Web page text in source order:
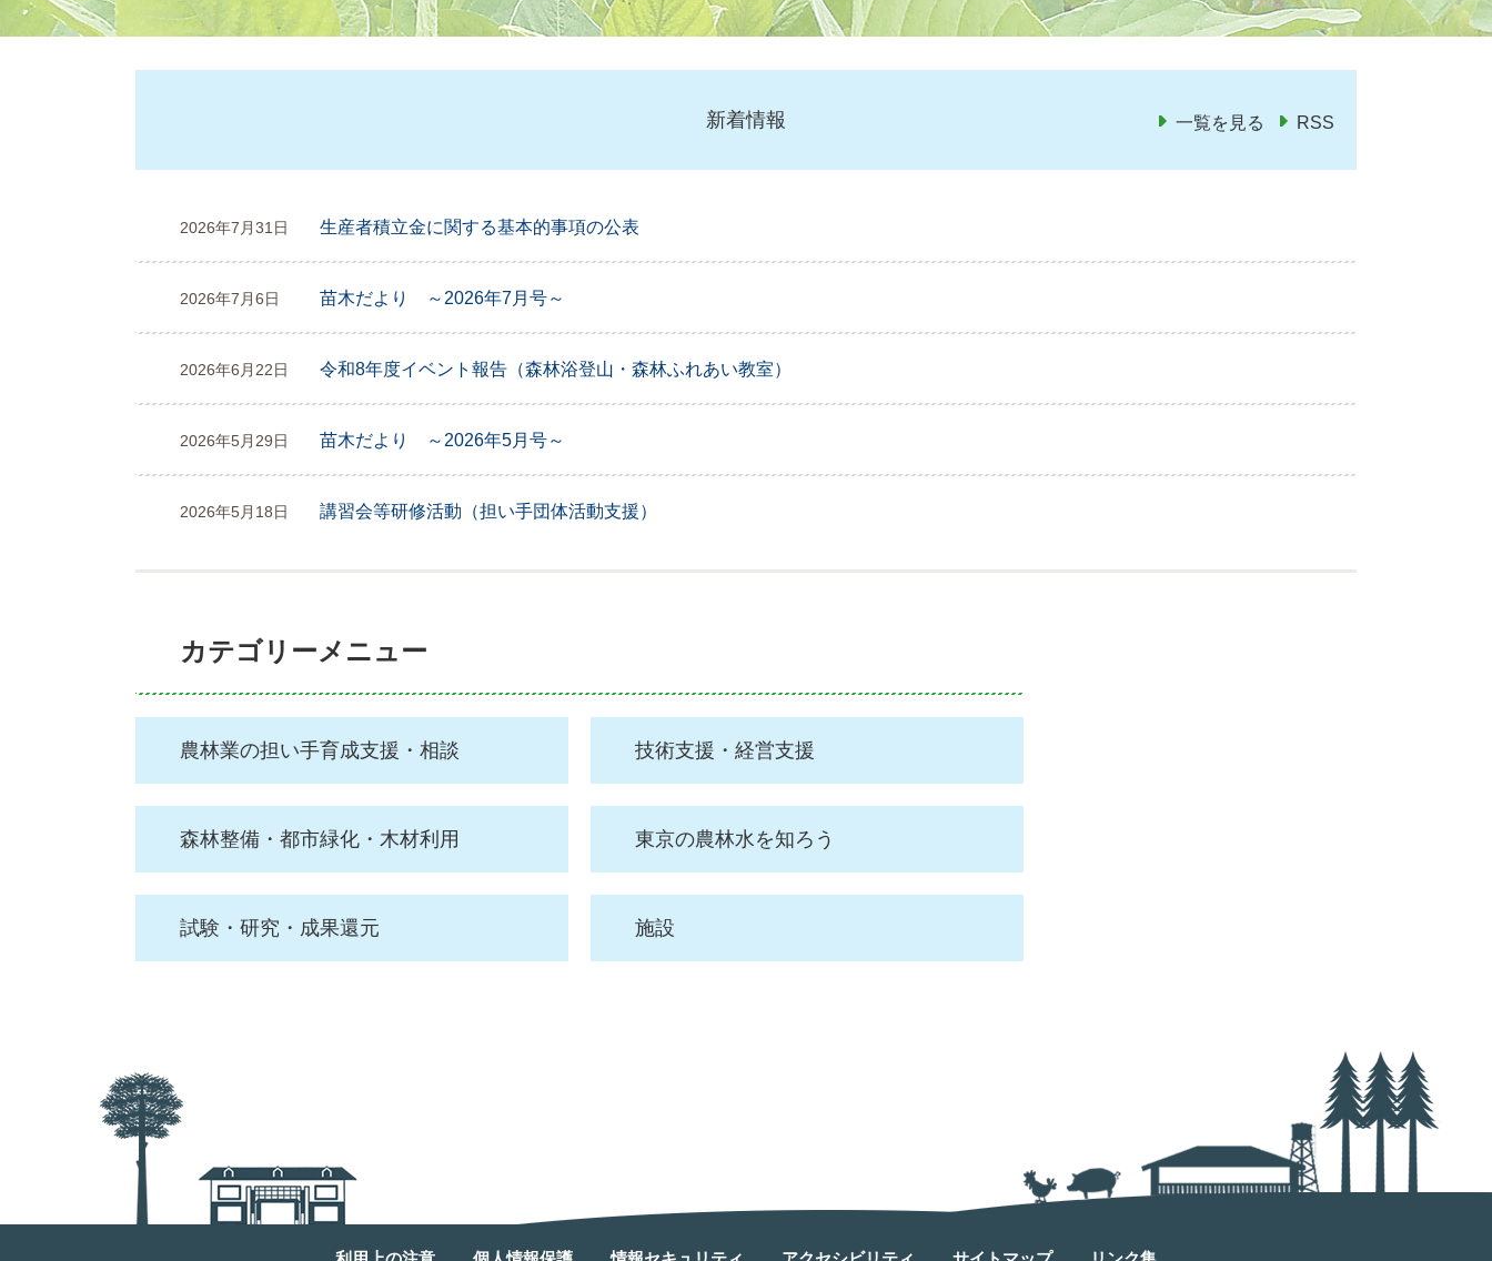
新着情報
2026年7月31日 生産者積立金に関する基本的事項の公表
2026年7月6日 苗木だより ～2026年7月号～
2026年6月22日 令和8年度イベント報告（森林浴登山・森林ふれあい教室）
2026年5月29日 苗木だより ～2026年5月号～
2026年5月18日 講習会等研修活動（担い手団体活動支援）
一覧を見る RSS
カテゴリーメニュー
農林業の担い手育成支援・相談 技術支援・経営支援
森林整備・都市緑化・木材利用 東京の農林水を知ろう
試験・研究・成果還元 施設